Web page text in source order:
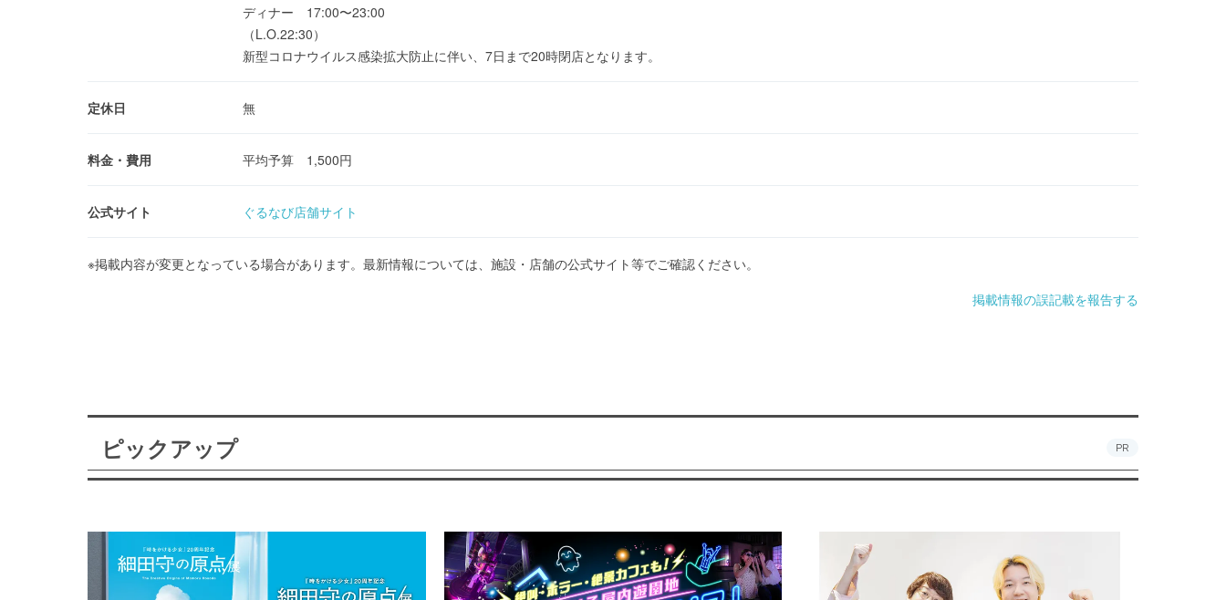
ディナー 17:00〜23:00
（L.O.22:30）
新型コロナウイルス感染拡大防止に伴い、7日まで20時閉店となります。
定休日 無
料金・費用 平均予算 1,500円
公式サイト ぐるなび店舗サイト
※掲載内容が変更となっている場合があります。最新情報については、施設・店舗の公式サイト等でご確認ください。
掲載情報の誤記載を報告する
ピックアップ PR